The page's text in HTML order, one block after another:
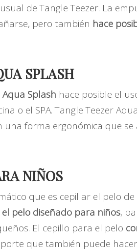
de Tangle Teezer. La
pero también hace
SPLASH
Splash hace posible el
o el SPA. Tangle Teezer
una forma ergonómica que
NIÑOS
que es cepillar el pelo de
pelo diseñado para niños,
El cepillo para el pelo
que también puede